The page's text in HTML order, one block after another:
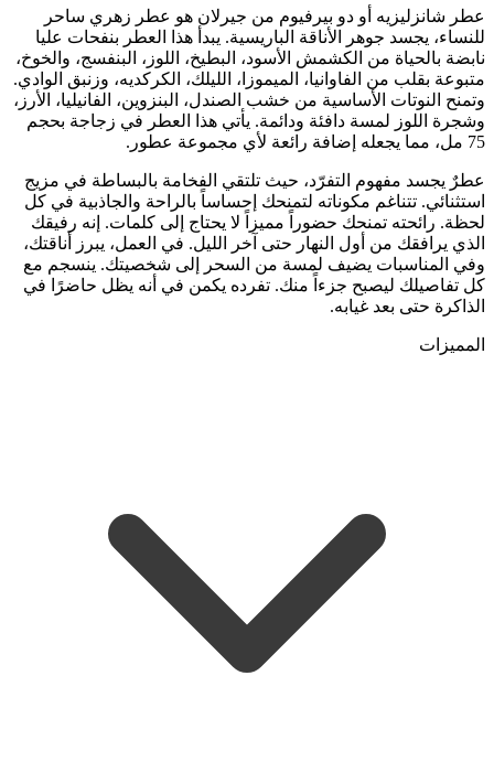
عطر شانزليزيه أو دو بيرفيوم من جيرلان هو عطر زهري ساحر
للنساء، يجسد جوهر الأناقة الباريسية. يبدأ هذا العطر بنفحات عليا
نابضة بالحياة من الكشمش الأسود، البطيخ، اللوز، البنفسج، والخوخ،
متبوعة بقلب من الفاوانيا، الميموزا، الليلك، الكركديه، وزنبق الوادي.
وتمنح النوتات الأساسية من خشب الصندل، البنزوين، الفانيليا، الأرز،
وشجرة اللوز لمسة دافئة ودائمة. يأتي هذا العطر في زجاجة بحجم
75 مل، مما يجعله إضافة رائعة لأي مجموعة عطور.
عطرٌ يجسد مفهوم التفرّد، حيث تلتقي الفخامة بالبساطة في مزيج
استثنائي. تتناغم مكوناته لتمنحك إحساساً بالراحة والجاذبية في كل
لحظة. رائحته تمنحك حضوراً مميزاً لا يحتاج إلى كلمات. إنه رفيقك
الذي يرافقك من أول النهار حتى آخر الليل. في العمل، يبرز أناقتك،
وفي المناسبات يضيف لمسة من السحر إلى شخصيتك. ينسجم مع
كل تفاصيلك ليصبح جزءاً منك. تفرده يكمن في أنه يظل حاضرًا في
الذاكرة حتى بعد غيابه.
المميزات